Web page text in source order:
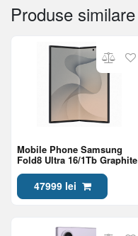
Produse similare
Mobile Phone Samsung
Fold8 Ultra 16/1Tb Graphite
47999 lei